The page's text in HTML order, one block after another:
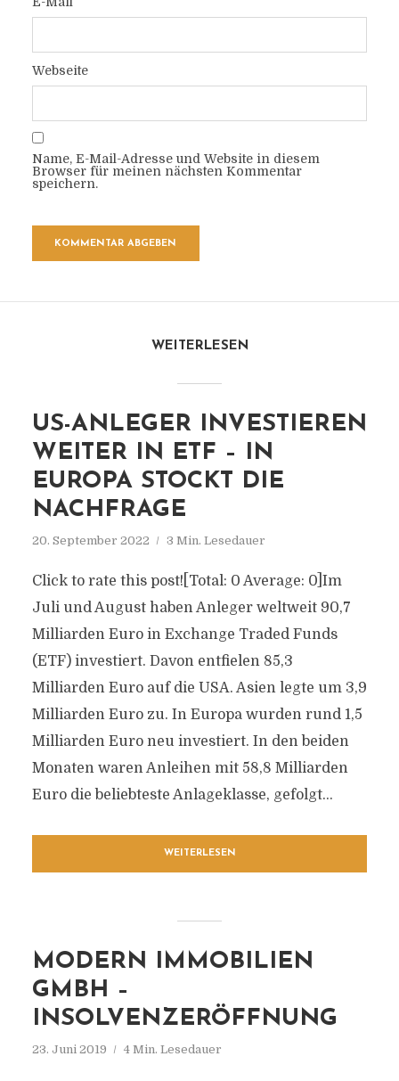
Webseite
Name, E-Mail-Adresse und Website in diesem
Browser für meinen nächsten Kommentar
speichern.
WEITERLESEN
US-ANLEGER INVESTIEREN
WEITER IN ETF – IN
EUROPA STOCKT DIE
NACHFRAGE
20. September 2022 3 Min. Lesedauer
Click to rate this post![Total: 0 Average: 0]Im
Juli und August haben Anleger weltweit 90,7
Milliarden Euro in Exchange Traded Funds
(ETF) investiert. Davon entfielen 85,3
Milliarden Euro auf die USA. Asien legte um 3,9
Milliarden Euro zu. In Europa wurden rund 1,5
Milliarden Euro neu investiert. In den beiden
Monaten waren Anleihen mit 58,8 Milliarden
Euro die beliebteste Anlageklasse, gefolgt...
WEITERLESEN
MODERN IMMOBILIEN
GMBH –
INSOLVENZERÖFFNUNG
23. Juni 2019 4 Min. Lesedauer